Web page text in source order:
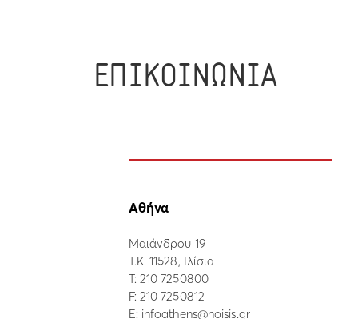
ΕΠΙΚΟΙΝΩΝΙΑ
Αθήνα
Μαιάνδρου 19
Τ.Κ. 11528, Ιλίσια
Τ: 210 7250800
F: 210 7250812
E: infoathens@noisis.gr